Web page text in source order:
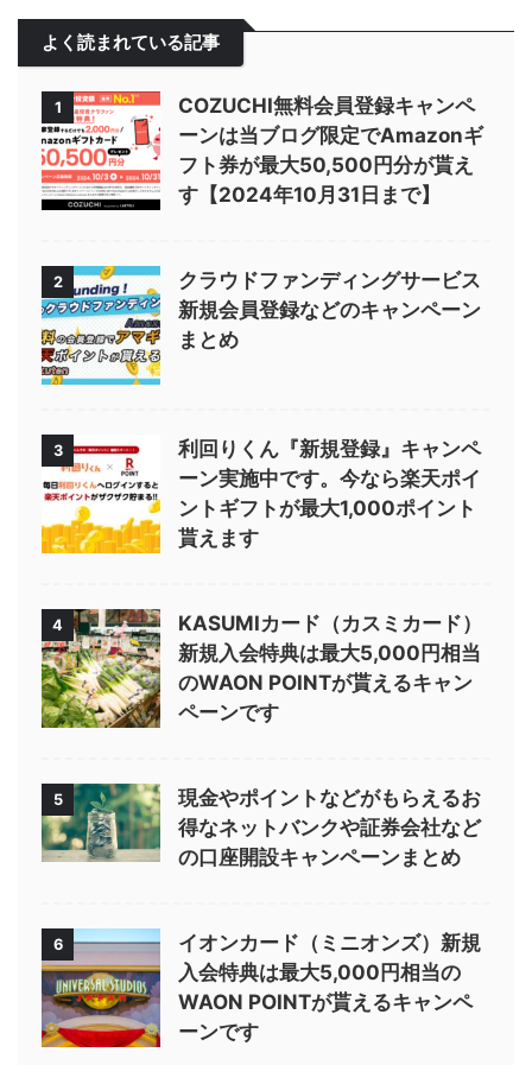
よく読まれている記事
1
COZUCHI無料会員登録キャンペ
ーンは当ブログ限定でAmazonギ
フト券が最大50,500円分が貰え
す【2024年10月31日まで】
2
クラウドファンディングサービス
新規会員登録などのキャンペーン
まとめ
3
利回りくん『新規登録』キャンペ
ーン実施中です。今なら楽天ポイ
ントギフトが最大1,000ポイント
貰えます
4
KASUMIカード（カスミカード）
新規入会特典は最大5,000円相当
のWAON POINTが貰えるキャン
ペーンです
5
現金やポイントなどがもらえるお
得なネットバンクや証券会社など
の口座開設キャンペーンまとめ
6
イオンカード（ミニオンズ）新規
入会特典は最大5,000円相当の
WAON POINTが貰えるキャンペ
ーンです